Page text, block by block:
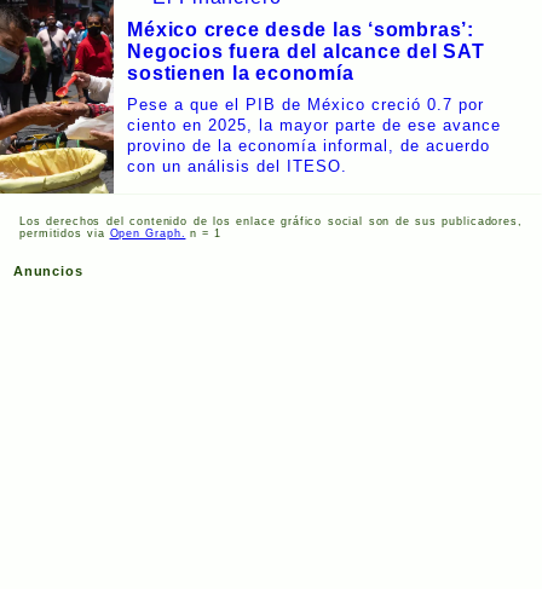
México crece desde las ‘sombras’:
Negocios fuera del alcance del SAT
sostienen la economía
Pese a que el PIB de México creció 0.7 por
ciento en 2025, la mayor parte de ese avance
provino de la economía informal, de acuerdo
con un análisis del ITESO.
Los derechos del contenido de los enlace gráfico social son de sus publicadores,
permitidos via Open Graph. n = 1
Anuncios